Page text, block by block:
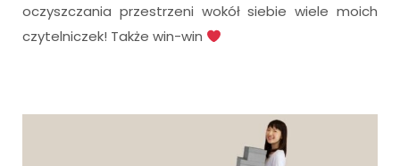
oczyszczania przestrzeni wokół siebie wiele moich
czytelniczek! Także win-win